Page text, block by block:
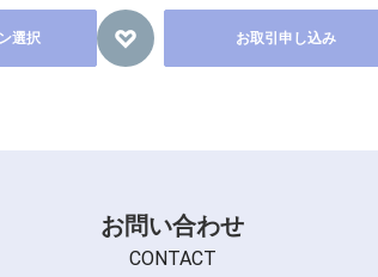
選択 お取引申し込み
お問い合わせ
CONTACT